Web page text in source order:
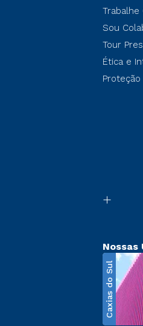
Trabalhe
Sou
Tour
Ética e
Nossas
Caxias do Sul